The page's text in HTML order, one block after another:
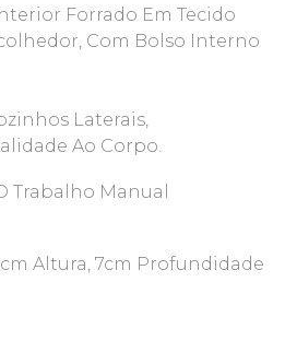
Forrado Em Tecido
Com Bolso Interno
Laterais,
Ao Corpo.
Trabalho Manual
Altura, 7cm Profundidade